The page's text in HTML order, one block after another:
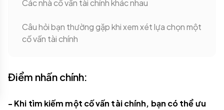
Các nhà cố vấn tài chính khác nhau
Câu hỏi bạn thường gặp khi xem xét lựa chọn một
cố vấn tài chính
Điểm nhấn chính:
- Khi tìm kiếm một cố vấn tài chính, bạn có thể ưu